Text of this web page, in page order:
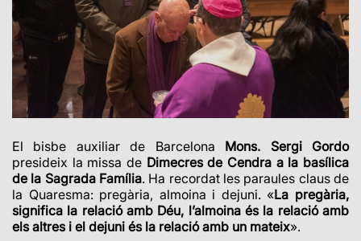
El bisbe auxiliar de Barcelona Mons. Sergi Gordo
presideix la missa de Dimecres de Cendra a la basílica
de la Sagrada Família. Ha recordat les paraules claus de
la Quaresma: pregària, almoina i dejuni. «La pregària,
significa la relació amb Déu, l’almoina és la relació amb
els altres i el dejuni és la relació amb un mateix».